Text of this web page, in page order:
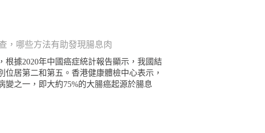
，哪些方法有助發現腸息肉
據2020年中國癌症統計報告顯示，我國結
居第二和第五。香港健康體檢中心表示，
之一，即大約75%的大腸癌起源於腸息